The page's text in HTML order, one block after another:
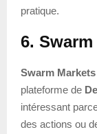
pratique.
6.
Swarm Markets
plateforme de
intéressant
des actions ou